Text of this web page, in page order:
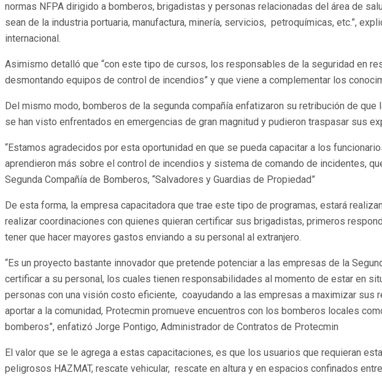
normas NFPA dirigido a bomberos, brigadistas y personas relacionadas del área de
sean de la industria portuaria, manufactura, minería, servicios, petroquímicas, etc.”,
internacional.
Asimismo detalló que “con este tipo de cursos, los responsables de la seguridad en
desmontando equipos de control de incendios” y que viene a complementar los
Del mismo modo, bomberos de la segunda compañía enfatizaron su retribución de
se han visto enfrentados en emergencias de gran magnitud y pudieron traspasar sus
“Estamos agradecidos por esta oportunidad en que se pueda capacitar a los
aprendieron más sobre el control de incendios y sistema de comando de incidentes,
Segunda Compañía de Bomberos, “Salvadores y Guardias de Propiedad”
De esta forma, la empresa capacitadora que trae este tipo de programas, estará
realizar coordinaciones con quienes quieran certificar sus brigadistas, primeros
tener que hacer mayores gastos enviando a su personal al extranjero.
“Es un proyecto bastante innovador que pretende potenciar a las empresas de la
certificar a su personal, los cuales tienen responsabilidades al momento de estar en
personas con una visión costo eficiente, coayudando a las empresas a maximizar
aportar a la comunidad, Protecmin promueve encuentros con los bomberos locales
bomberos”, enfatizó Jorge Pontigo, Administrador de Contratos de Protecmin
El valor que se le agrega a estas capacitaciones, es que los usuarios que requieran
peligrosos HAZMAT, rescate vehicular, rescate en altura y en espacios confinados